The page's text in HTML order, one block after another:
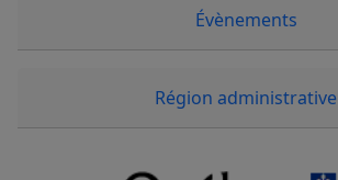
Évènements
Région administrative